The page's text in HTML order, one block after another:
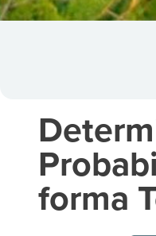
forma